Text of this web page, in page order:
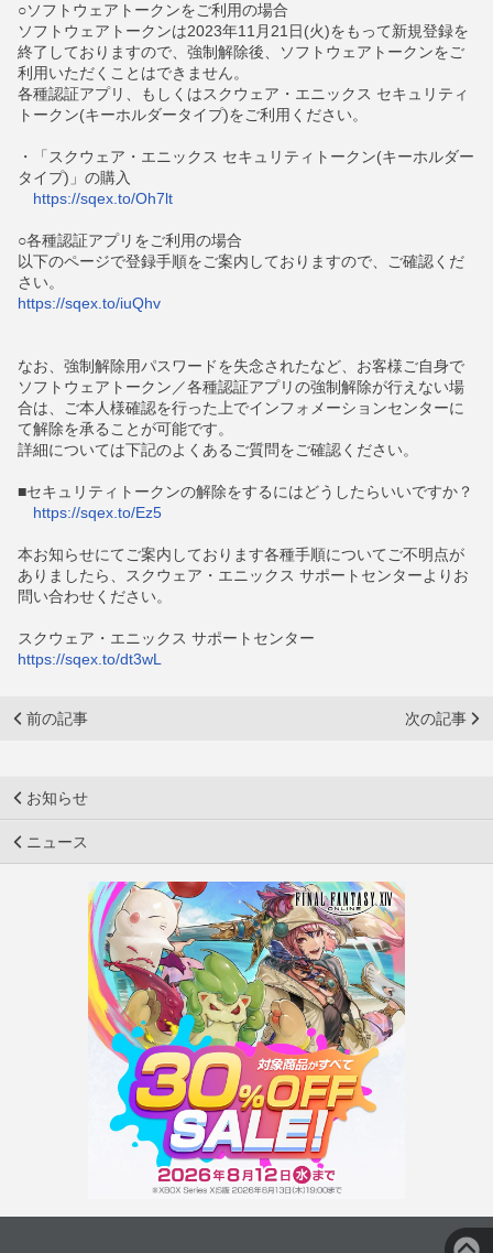
○ソフトウェアトークンをご利用の場合
ソフトウェアトークンは2023年11月21日(火)をもって新規登録を
終了しておりますので、強制解除後、ソフトウェアトークンをご
利用いただくことはできません。
各種認証アプリ、もしくはスクウェア・エニックス セキュリティ
トークン(キーホルダータイプ)をご利用ください。
・「スクウェア・エニックス セキュリティトークン(キーホルダー
タイプ)」の購入
https://sqex.to/Oh7lt
○各種認証アプリをご利用の場合
以下のページで登録手順をご案内しておりますので、ご確認くだ
さい。
https://sqex.to/iuQhv
なお、強制解除用パスワードを失念されたなど、お客様ご自身で
ソフトウェアトークン／各種認証アプリの強制解除が行えない場
合は、ご本人様確認を行った上でインフォメーションセンターに
て解除を承ることが可能です。
詳細については下記のよくあるご質問をご確認ください。
■セキュリティトークンの解除をするにはどうしたらいいですか？
https://sqex.to/Ez5
本お知らせにてご案内しております各種手順についてご不明点が
ありましたら、スクウェア・エニックス サポートセンターよりお
問い合わせください。
スクウェア・エニックス サポートセンター
https://sqex.to/dt3wL
前の記事 次の記事
お知らせ
ニュース